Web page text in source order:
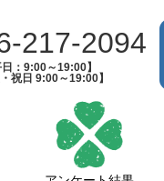
217-2094
日：9:00～19:00】
・祝日 9:00～19:00】